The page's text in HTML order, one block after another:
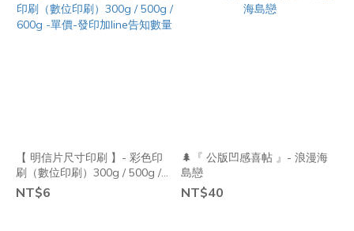
【 明信片尺寸印刷 】- 彩色印
刷（數位印刷）300g / 500g /
600g -單價-發印加line告知數量
NT$6
🌲『 公版凹感喜帖 』- 浪漫海
島戀
NT$40